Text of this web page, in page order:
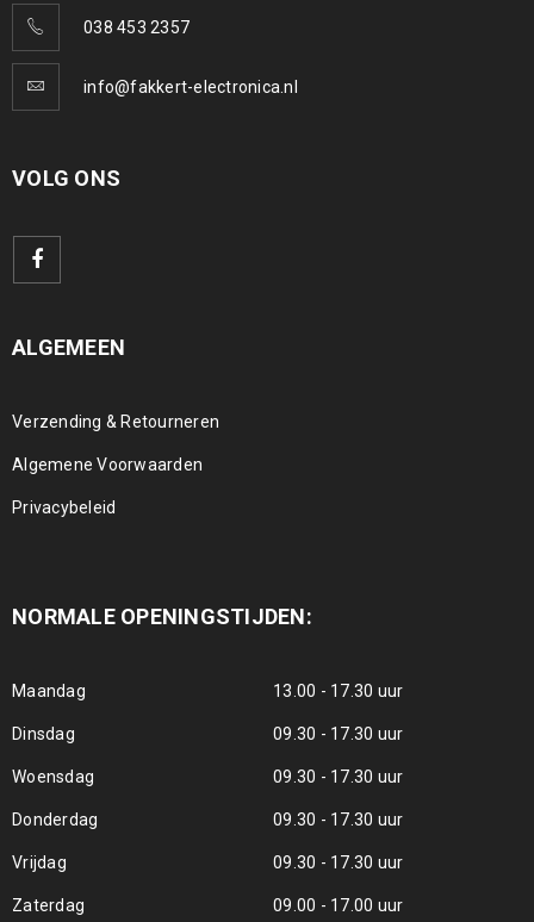
038 453 2357
info@fakkert-electronica.nl
VOLG ONS
ALGEMEEN
Verzending & Retourneren
Algemene Voorwaarden
Privacybeleid
NORMALE OPENINGSTIJDEN:
Maandag 13.00 - 17.30 uur
Dinsdag 09.30 - 17.30 uur
Woensdag 09.30 - 17.30 uur
Donderdag 09.30 - 17.30 uur
Vrijdag 09.30 - 17.30 uur
Zaterdag 09.00 - 17.00 uur